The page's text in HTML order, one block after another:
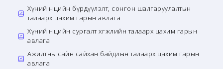
Хүний нөөцийн бүрдүүлэлт, сонгон шалгаруулалтын
талаарх цахим гарын авлага
Хүний нөөцийн сургалт хөгжлийн талаарх цахим гарын
авлага
Ажилтны сайн сайхан байдлын талаарх цахим гарын
авлага